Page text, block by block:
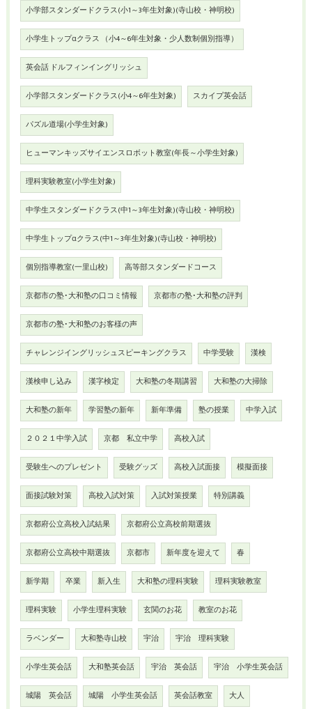
小学部スタンダードクラス(小1～3年生対象)(寺山校・神明校)
小学生トップαクラス （小4～6年生対象・少人数制個別指導）
英会話 ドルフィンイングリッシュ
小学部スタンダードクラス(小4～6年生対象) スカイプ英会話
パズル道場(小学生対象)
ヒューマンキッズサイエンスロボット教室(年長～小学生対象)
理科実験教室(小学生対象)
中学生スタンダードクラス(中1～3年生対象)(寺山校・神明校)
中学生トップαクラス(中1～3年生対象)(寺山校・神明校)
個別指導教室(一里山校) 高等部スタンダードコース
京都市の塾･大和塾の口コミ情報 京都市の塾･大和塾の評判
京都市の塾･大和塾のお客様の声
チャレンジイングリッシュスピーキングクラス 中学受験 漢検
漢検申し込み 漢字検定 大和塾の冬期講習 大和塾の大掃除
大和塾の新年 学習塾の新年 新年準備 塾の授業 中学入試
２０２１中学入試 京都 私立中学 高校入試
受験生へのプレゼント 受験グッズ 高校入試面接 模擬面接
面接試験対策 高校入試対策 入試対策授業 特別講義
京都府公立高校入試結果 京都府公立高校前期選抜
京都府公立高校中期選抜 京都市 新年度を迎えて 春
新学期 卒業 新入生 大和塾の理科実験 理科実験教室
理科実験 小学生理科実験 玄関のお花 教室のお花
ラベンダー 大和塾寺山校 宇治 宇治 理科実験
小学生英会話 大和塾英会話 宇治 英会話 宇治 小学生英会話
城陽 英会話 城陽 小学生英会話 英会話教室 大人